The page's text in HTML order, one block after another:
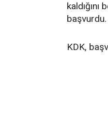
başvurdu.
KDK,